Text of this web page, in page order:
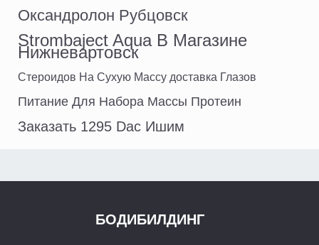
Оксандролон Рубцовск
Strombaject Aqua В Магазине
Нижневартовск
Стероидов На Сухую Массу доставка Глазов
Питание Для Набора Массы Протеин
Заказать 1295 Dac Ишим
БОДИБИЛДИНГ